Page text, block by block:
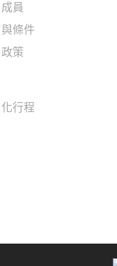
員
條件
策
行程